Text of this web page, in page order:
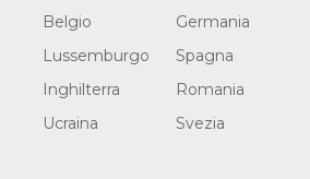
Belgio
Germania
Lussemburgo
Spagna
Inghilterra
Romania
Ucraina
Svezia